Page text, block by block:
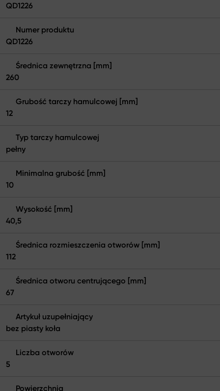
QD1226
Numer produktu
QD1226
Średnica zewnętrzna [mm]
260
Grubość tarczy hamulcowej [mm]
12
Typ tarczy hamulcowej
pełny
Minimalna grubość [mm]
10
Wysokość [mm]
40,5
Średnica rozmieszczenia otworów [mm]
112
Średnica otworu centrującego [mm]
67
Artykuł uzupełniający
bez piasty koła
Liczba otworów
5
Powierzchnia